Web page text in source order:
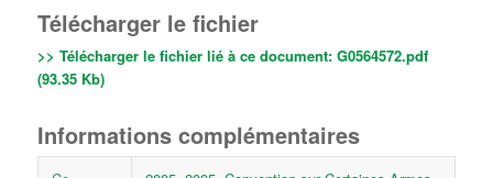
Télécharger le fichier
>> Télécharger le fichier lié à ce document: G0564572.pdf
(93.35 Kb)
Informations complémentaires